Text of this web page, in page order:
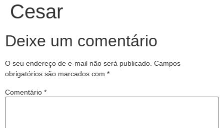
Cesar
Deixe um comentário
O seu endereço de e-mail não será publicado. Campos
obrigatórios são marcados com *
Comentário *